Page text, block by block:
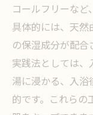
コールフリーなど
具体的には、天
の保湿成分が配合
実践法としては
湯に浸かる、入
的です。これらの